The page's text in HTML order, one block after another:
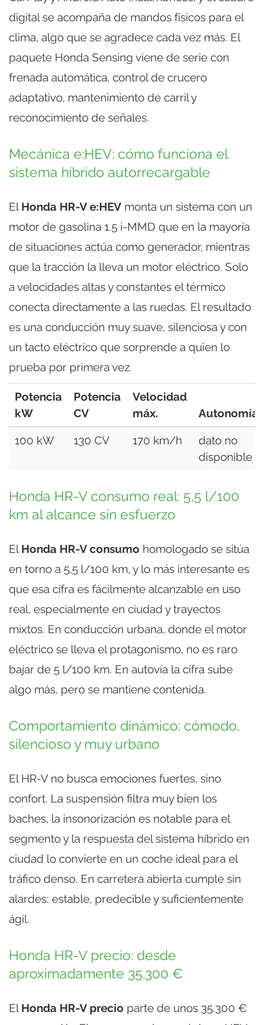
digital se acompaña de mandos físicos para el
clima, algo que se agradece cada vez más. El
paquete Honda Sensing viene de serie con
frenada automática, control de crucero
adaptativo, mantenimiento de carril y
reconocimiento de señales.
Mecánica e:HEV: cómo funciona el
sistema híbrido autorrecargable
El Honda HR-V e:HEV monta un sistema con un
motor de gasolina 1.5 i-MMD que en la mayoría
de situaciones actúa como generador, mientras
que la tracción la lleva un motor eléctrico. Solo
a velocidades altas y constantes el térmico
conecta directamente a las ruedas. El resultado
es una conducción muy suave, silenciosa y con
un tacto eléctrico que sorprende a quien lo
prueba por primera vez.
Potencia
kW
Potencia
CV
Velocidad
máx.
Autonomía
100 kW 130 CV 170 km/h
dato no
disponible
Honda HR-V consumo real: 5,5 l/100
km al alcance sin esfuerzo
El Honda HR-V consumo homologado se sitúa
en torno a 5,5 l/100 km, y lo más interesante es
que esa cifra es fácilmente alcanzable en uso
real, especialmente en ciudad y trayectos
mixtos. En conducción urbana, donde el motor
eléctrico se lleva el protagonismo, no es raro
bajar de 5 l/100 km. En autovía la cifra sube
algo más, pero se mantiene contenida.
Comportamiento dinámico: cómodo,
silencioso y muy urbano
El HR-V no busca emociones fuertes, sino
confort. La suspensión filtra muy bien los
baches, la insonorización es notable para el
segmento y la respuesta del sistema híbrido en
ciudad lo convierte en un coche ideal para el
tráfico denso. En carretera abierta cumple sin
alardes: estable, predecible y suficientemente
ágil.
Honda HR-V precio: desde
aproximadamente 35.300 €
El Honda HR-V precio parte de unos 35.300 €